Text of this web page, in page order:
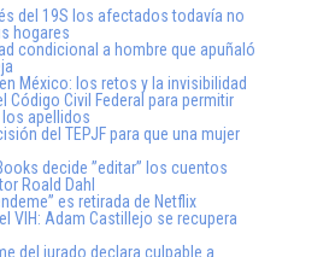
del 19S los afectados todavía no
hogares
condicional a hombre que apuñaló
México: los retos y la invisibilidad
Código Civil Federal para permitir
apellidos
del TEPJF para que una mujer
decide ”editar” los cuentos
Roald Dahl
es retirada de Netflix
VIH: Adam Castillejo se recupera
del jurado declara culpable a